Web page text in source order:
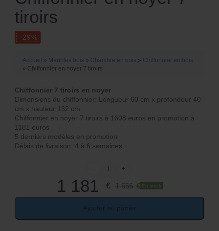
tiroirs
Accueil » Meubles bois » Chambre en bois » Chiffonnier en bois
» Chiffonnier en noyer 7 tiroirs
Chiffonnier 7 tiroirs en noyer
Dimensions du chiffonnier: Longueur 60 cm x profondeur 40
cm x hauteur 132 cm
Chiffonnier en noyer 7 tiroirs à 1608 euros en promotion à
1181 euros
5 derniers modèles en promotion
Délais de livraison: 4 à 6 semaines
1 656 €
e
x
n
it
i
a
é
t
a
1 181 €
ri
x
a
c
t
u
e
s
En stock
-
quantité de Chiffonnier en noyer 7
+
Ajouter au panier